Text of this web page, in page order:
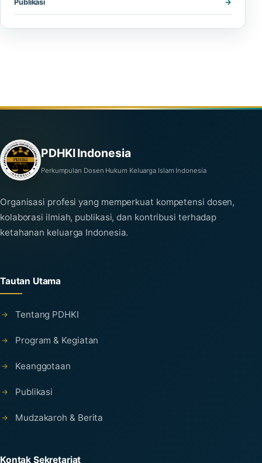
Publikasi
PDHKI Indonesia
Perkumpulan Dosen Hukum Keluarga Islam Indonesia
Organisasi profesi yang memperkuat kompetensi dosen,
kolaborasi ilmiah, publikasi, dan kontribusi terhadap
ketahanan keluarga Indonesia.
Tautan Utama
Tentang PDHKI
Program & Kegiatan
Keanggotaan
Publikasi
Mudzakaroh & Berita
Kontak Sekretariat